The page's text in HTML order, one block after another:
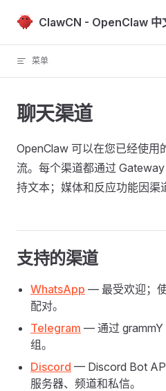
Skip to content
ClawCN - OpenClaw 中
菜单
聊天渠道
OpenClaw 可以在您已经使用
流。每个渠道都通过
持文本；媒体和反应功能因渠
支持的渠道
WhatsApp — 最受欢迎；
配对。
Telegram — 通过
组。
Discord — Discord Bot
服务器、频道和私信。